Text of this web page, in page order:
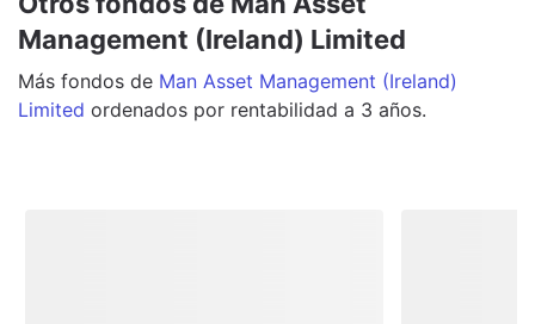
Management (Ireland) Limited
Más fondos de Man Asset Management (Ireland)
Limited ordenados por rentabilidad a 3 años.